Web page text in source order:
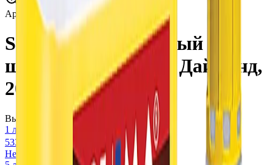
Нажмите для увеличения
Артикул:
Бренд:
Shima Бесконтактный
шампунь Diamond, Даймонд,
20 л
Выберите вариант:
1 л
533 ₽
Нет в наличии